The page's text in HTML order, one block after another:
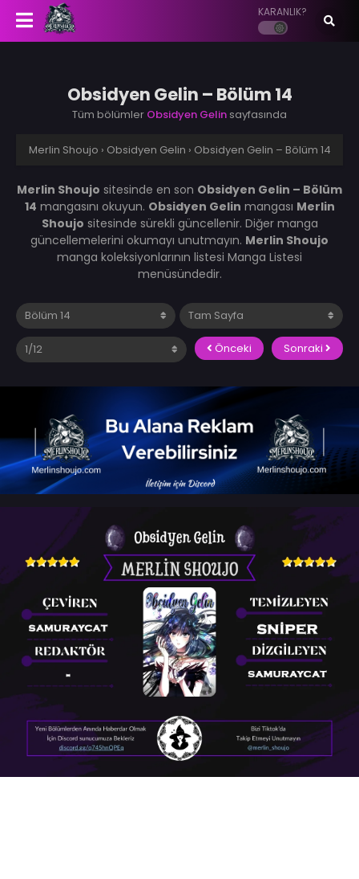
KARANLIK?
Obsidyen Gelin – Bölüm 14
Tüm bölümler Obsidyen Gelin sayfasında
Merlin Shoujo › Obsidyen Gelin › Obsidyen Gelin – Bölüm 14
Merlin Shoujo sitesinde en son Obsidyen Gelin – Bölüm
14 mangasını okuyun. Obsidyen Gelin mangası Merlin
Shoujo sitesinde sürekli güncellenir. Diğer manga
güncellemelerini okumayı unutmayın. Merlin Shoujo
manga koleksiyonlarının listesi Manga Listesi
menüsündedir.
Önceki Sonraki